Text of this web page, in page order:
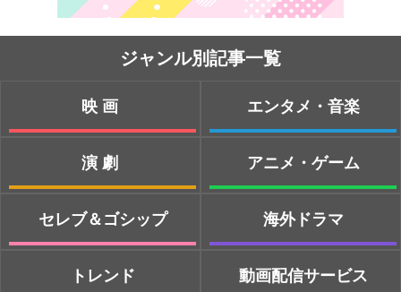
ジャンル別記事一覧
映画
演劇
セレブ＆ゴシップ
トレンド
エンタメ・音楽
アニメ・ゲーム
海外ドラマ
動画配信サービス